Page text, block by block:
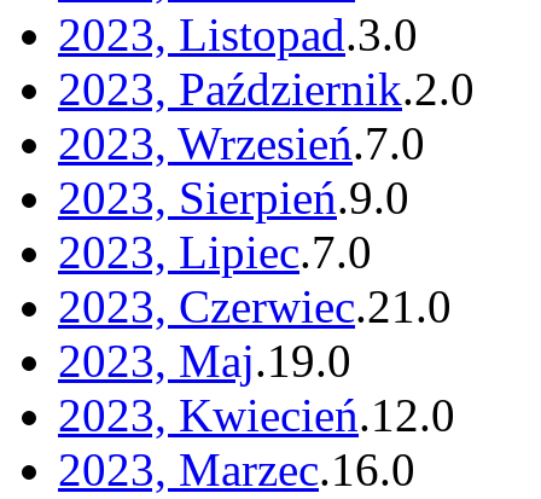
2023, Listopad.3.0
2023, Październik.2.0
2023, Wrzesień.7.0
2023, Sierpień.9.0
2023, Lipiec.7.0
2023, Czerwiec.21.0
2023, Maj.19.0
2023, Kwiecień.12.0
2023, Marzec.16.0